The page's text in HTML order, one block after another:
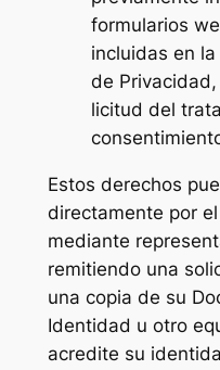
formularios
incluidas en
de
licitud del
Estos derechos
directamente por
mediante
remitiendo una
una copia de su
Identidad u otro
acredite su